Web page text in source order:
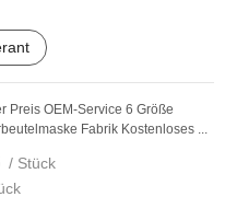
Preis OEM-Service 6 Größe
Fabrik Kostenloses ...
/ Stück